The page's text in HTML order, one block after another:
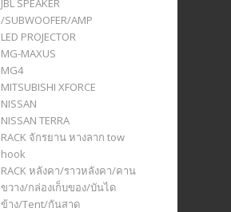
JBL SPEAKER
/SUBWOOFER/AMP
LED PROJECTOR
MG-MAXUS
MG4
MITSUBISHI XFORCE
NISSAN
NISSAN TERRA
RACK จักรยาน หางลาก tow
hook
RACK หลังคา/ราวหลังคา/คาน
ขวาง/กล่องเก็บของ/บันได
ข้าง/Tent/กันสาด